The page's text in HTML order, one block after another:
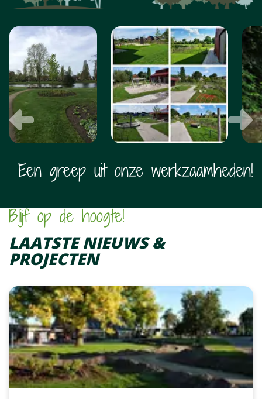
FOTO
ALBUM
OVERSLAAN
Vorige
Een greep uit onze werkzaamheden!
Blijf op de hoogte!
LAATSTE NIEUWS &
PROJECTEN